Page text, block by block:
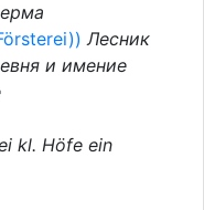
Лесник
и имение
kl. Höfe ein